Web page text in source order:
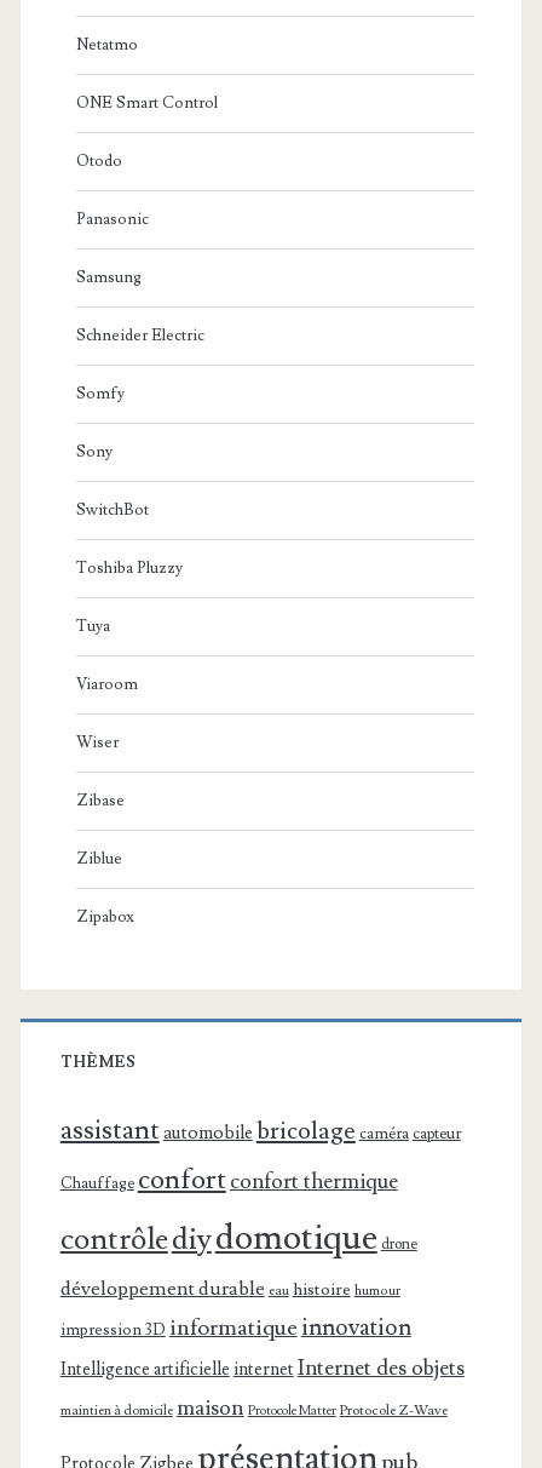
Netatmo
ONE Smart Control
Otodo
Panasonic
Samsung
Schneider Electric
Somfy
Sony
SwitchBot
Toshiba Pluzzy
Tuya
Viaroom
Wiser
Zibase
Ziblue
Zipabox
THÈMES
assistant automobile bricolage caméra capteur
Chauffage confortconfort thermique
contrôlediydomotique drone
développement durable eau histoire humour
impression 3D informatiqueinnovation
Intelligence artificielle internet Internet des objets
maintien à domicile maison Protocole Matter Protocole Z-Wave